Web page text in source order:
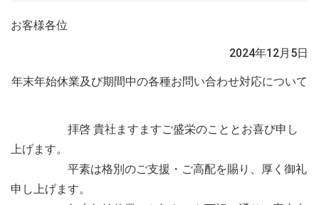
お客様各位
2024年12月5日
年末年始休業及び期間中の各種お問い合わせ対応について
拝啓 貴社ますますご盛栄のこととお喜び申し
上げます。
平素は格別のご支援・ご高配を賜り、厚く御礼
申し上げます。